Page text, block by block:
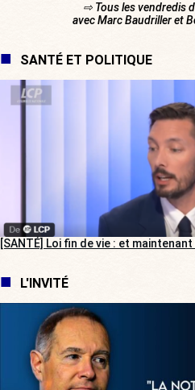
⇨ Tous les vendredis
avec Marc Baudriller et
SANTÉ ET POLITIQUE
[SANTÉ] Loi fin de vie : et
L'INVITÉ